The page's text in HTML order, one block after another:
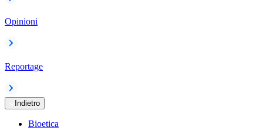
Opinioni
Reportage
Indietro
Bioetica